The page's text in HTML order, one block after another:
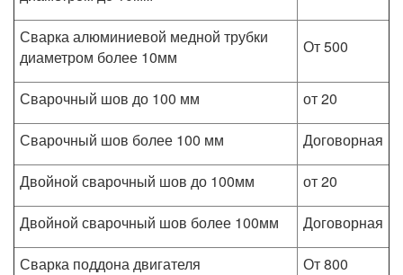
Сварка алюминиевой медной трубки
диаметром более 10мм
От 500
Сварочный шов до 100 мм
от 20
Сварочный шов более 100 мм
Договорная
Двойной сварочный шов до 100мм
от 20
Двойной сварочный шов более 100мм
Договорная
Сварка поддона двигателя
От 800